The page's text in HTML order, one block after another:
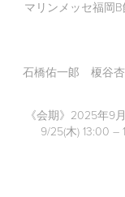
マリンメッセ福岡
石橋佑一郞
榎谷
《会期》2025年9
9/25(木) 13:00